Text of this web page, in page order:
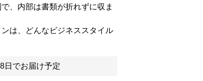
、内部は書類が折れずに収ま
は、どんなビジネススタイル
日でお届け予定